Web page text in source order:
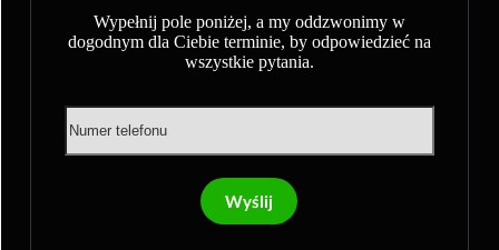
Wypełnij pole poniżej, a my oddzwonimy w
dogodnym dla Ciebie terminie, by odpowiedzieć na
wszystkie pytania.
Wyślij